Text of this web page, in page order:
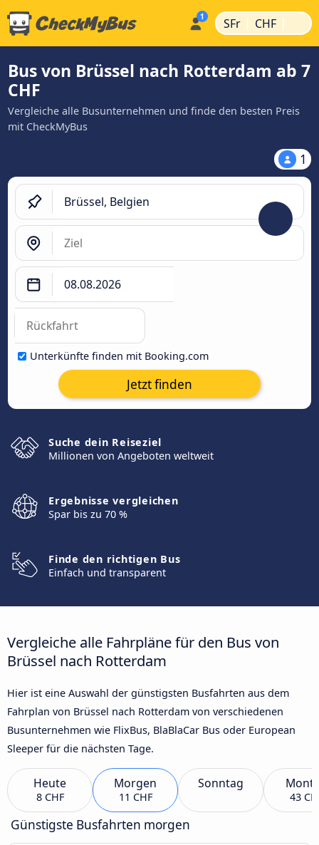
SFr | CHF |
Bus von Brüssel nach Rotterdam ab 7
CHF
Vergleiche alle Busunternehmen und finde den besten Preis
mit CheckMyBus
1
Unterkünfte finden mit Booking.com
Jetzt finden
Suche dein Reiseziel
Millionen von Angeboten weltweit
Ergebnisse vergleichen
Spar bis zu 70 %
Finde den richtigen Bus
Einfach und transparent
Vergleiche alle Fahrpläne für den Bus von
Brüssel nach Rotterdam
Hier ist eine Auswahl der günstigsten Busfahrten aus dem
Fahrplan von Brüssel nach Rotterdam von verschiedenen
Busunternehmen wie FlixBus, BlaBlaCar Bus oder European
Sleeper für die nächsten Tage.
Heute
8 CHF
Morgen
11 CHF
Sonntag
43
Günstigste Busfahrten morgen